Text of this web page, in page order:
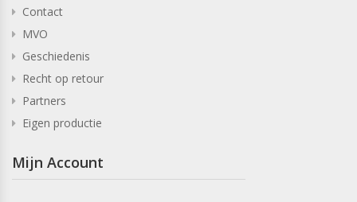
Contact
MVO
Geschiedenis
Recht op retour
Partners
Eigen productie
Mijn Account